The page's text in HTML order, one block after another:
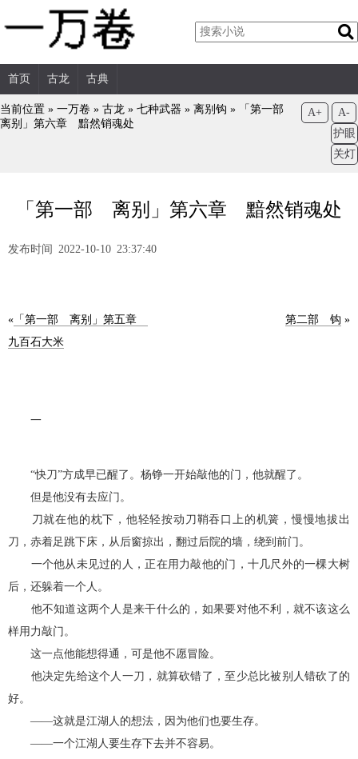
首页 古龙 古典
当前位置 » 一万卷 » 古龙 » 七种武器 » 离别钩 »
「第一部
离别」第六章 黯然销魂处
A+
A-
护眼
关灯
「第一部 离别」第六章 黯然销魂处
发布时间 2022-10-10 23:37:40
« 「第一部 离别」第五章
九百石大米
第二部 钩 »
一
“快刀”方成早已醒了。杨铮一开始敲他的门，他就醒了。
但是他没有去应门。
刀就在他的枕下，他轻轻按动刀鞘吞口上的机簧，慢慢地拔出
刀，赤着足跳下床，从后窗掠出，翻过后院的墙，绕到前门。
一个他从未见过的人，正在用力敲他的门，十几尺外的一棵大树
后，还躲着一个人。
他不知道这两个人是来干什么的，如果要对他不利，就不该这么
样用力敲门。
这一点他能想得通，可是他不愿冒险。
他决定先给这个人一刀，就算砍错了，至少总比被别人错砍了的
好。
——这就是江湖人的想法，因为他们也要生存。
——一个江湖人要生存下去并不容易。